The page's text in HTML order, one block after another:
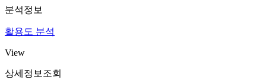
분석정보
활용도 분석
View
상세정보조회